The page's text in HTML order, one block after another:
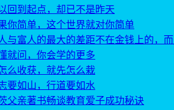
回到起点，却已不是昨天
你简单，这个世界就对你简单
与富人的最大的差距不在金钱上的，
就问，你会学的更多
么收获，就先怎么栽
要如山，行道要如水
父亲著书畅谈教育爱子成功秘诀